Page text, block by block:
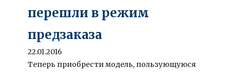
перешли в режим
предзаказа
22.01.2016
Теперь приобрести модель, пользующуюся